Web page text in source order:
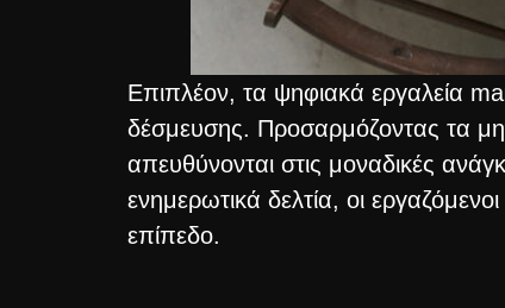
Επιπλέον, τα ψηφιακά εργαλεία
δέσμευσης. Προσαρμόζοντας τα
απευθύνονται στις μοναδικές
ενημερωτικά δελτία, οι
επίπεδο.